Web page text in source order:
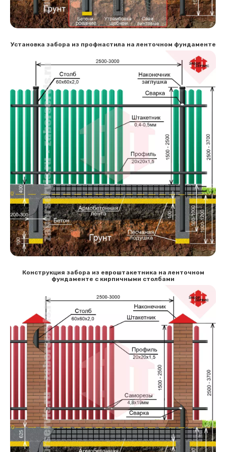
Установка забора из профнастила на ленточном фундаменте
Конструкция забора из евроштакетника на ленточном
фундаменте с кирпичными столбами